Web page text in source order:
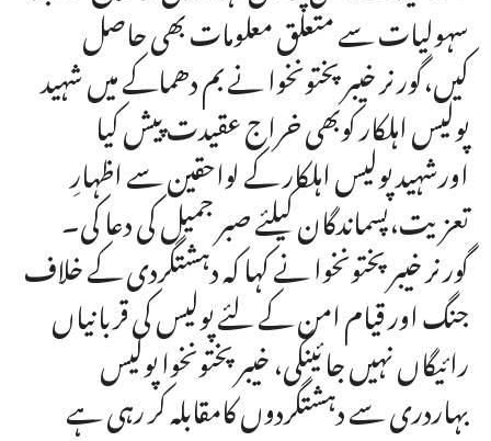
سہولیات سے متعلق معلومات بھی حاصل
کیں،گورنر خیبر پختونخوا نے بم دھماکے میں شہید
پولیس اہلکار کوبھی خراج عقیدت پیش کیا
اورشہید پولیس اہلکار کے لواحقین سے اظہارِ
تعزیت،پسماندگان کیلئے صبر جمیل کی دعا کی۔
گورنر خیبر پختونخوا نے کہا کہ دہشتگردی کے خلاف
جنگ اور قیام امن کے لئے پولیس کی قربانیاں
رائیگاں نہیں جائینگی، خیبر پختونخوا پولیس
بہاردری سے دہشتگردوں کامقابلہ کر رہی ہے